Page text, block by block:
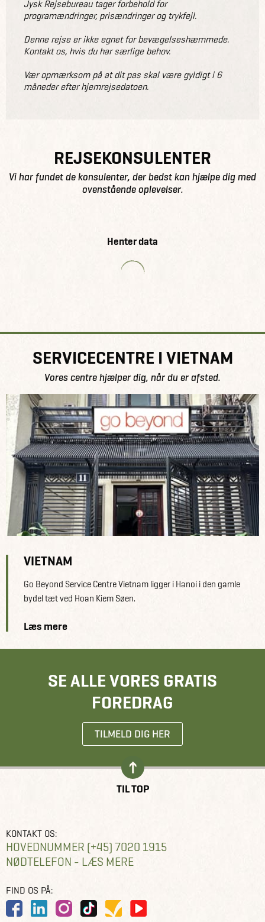
Jysk Rejsebureau tager forbehold for
programændringer, prisændringer og trykfejl.
Denne rejse er ikke egnet for bevægelseshæmmede.
Kontakt os, hvis du har særlige behov.
Vær opmærksom på at dit pas skal være gyldigt i 6
måneder efter hjemrejsedatoen.
REJSEKONSULENTER
Vi har fundet de konsulenter, der bedst kan hjælpe dig med
ovenstående oplevelser.
Henter data
SERVICECENTRE I VIETNAM
Vores centre hjælper dig, når du er afsted.
VIETNAM
Go Beyond Service Centre Vietnam ligger i Hanoi i den gamle
bydel tæt ved Hoan Kiem Søen.
Læs mere
SE ALLE VORES GRATIS
FOREDRAG
TILMELD DIG HER
TIL TOP
KONTAKT OS:
HOVEDNUMMER (+45) 7020 1915
NØDTELEFON - LÆS MERE
FIND OS PÅ: